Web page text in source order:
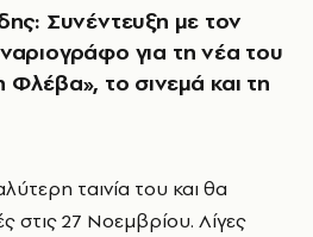
Συνέντευξη με τον
για τη νέα του
Φλέβα», το σινεμά και τη
στις 27 Νοεμβρίου. Λίγες